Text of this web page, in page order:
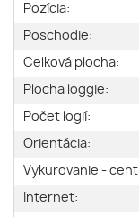
Pozícia:
Poschodie:
Celková plocha:
Plocha loggie:
Počet logií:
Orientácia:
Vykurovanie -
Internet: